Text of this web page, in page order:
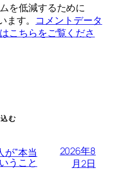
を低減するために
す。 コメントデータ
こちらをご覧くださ
む
が”本当
うこと
2026年8
月2日